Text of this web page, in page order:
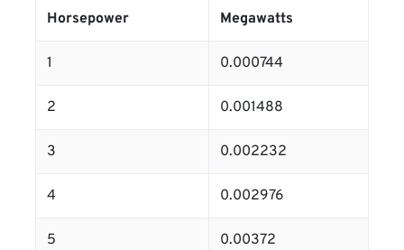
Horsepower Megawatts
1 0.000744
2 0.001488
3 0.002232
4 0.002976
5 0.00372